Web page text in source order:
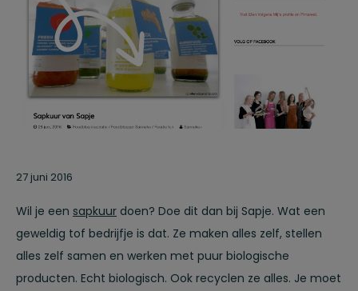
27 juni 2016
Wil je een sapkuur doen? Doe dit dan bij Sapje. Wat een
geweldig tof bedrijfje is dat. Ze maken alles zelf, stellen
alles zelf samen en werken met puur biologische
producten. Echt biologisch. Ook recyclen ze alles. Je moet